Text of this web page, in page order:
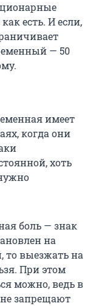
есть. И если,
— 50
имеет
когда они
хоть
боль — знак
на
то выезжать на
При этом
можно, ведь в
запрещают